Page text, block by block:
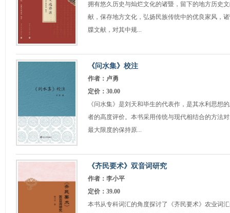
拥有悠久历史与灿烂文化的诸暨，留下的地方历史
献，保存地方文化，弘扬民族传统中的优良家风，
牒文献，对其中规...
《问水集》校注
作者：卢勇
定价：30.00
《问水集》是刘天和毕生的代表作，是其水利思想
者的高度评价。本书采用传统与现代相结合的方法
最大限度的保持原...
《齐民要术》双音词研究
作者：李小平
定价：39.00
本书从专科词汇的角度探讨了《齐民要术》农业词